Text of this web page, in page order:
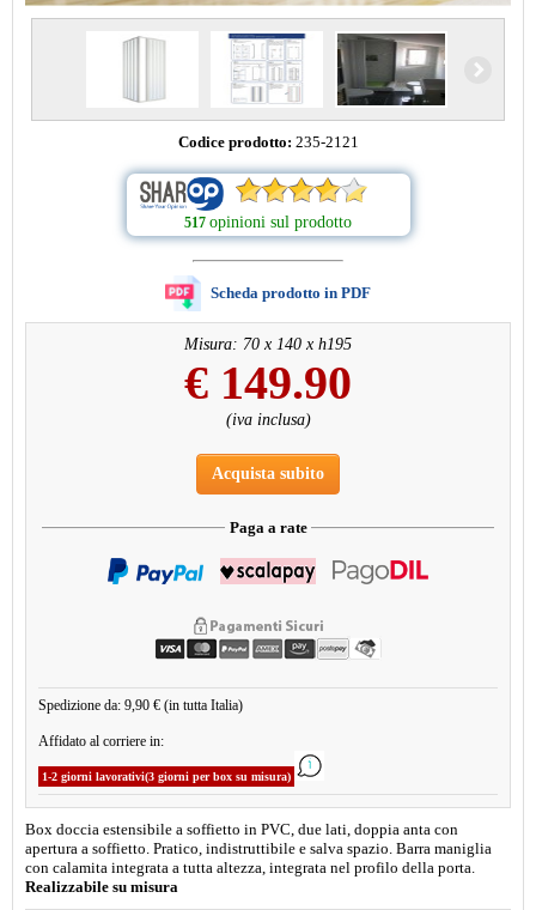
Codice prodotto: 235-2121
517 opinioni sul prodotto
Scheda prodotto in PDF
Misura: 70 x 140 x h195
€ 149.90
(iva inclusa)
Acquista subito
Paga a rate
Spedizione da: 9,90 € (in tutta Italia)
Affidato al corriere in:
1-2 giorni lavorativi(3 giorni per box su misura)
Box doccia estensibile a soffietto in PVC, due lati, doppia anta con
apertura a soffietto. Pratico, indistruttibile e salva spazio. Barra maniglia
con calamita integrata a tutta altezza, integrata nel profilo della porta.
Realizzabile su misura